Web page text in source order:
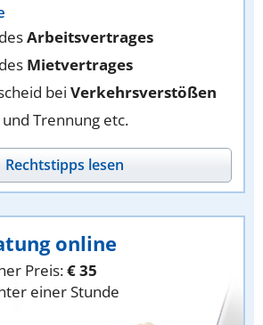
Arbeitsvertrages
Mietvertrages
bei Verkehrsverstößen
und Trennung etc.
Rechtstipps lesen
online
Preis:€ 35
einer Stunde